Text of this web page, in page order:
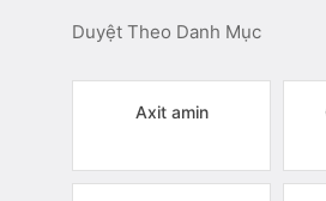
Duyệt Theo Danh Mục
Axit amin